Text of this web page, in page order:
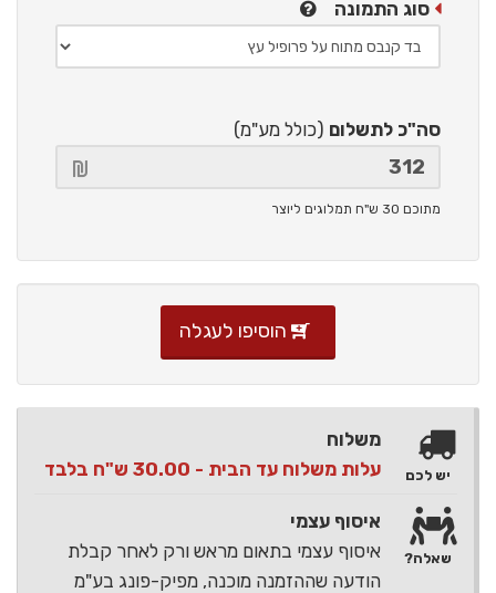
סוג התמונה
סה"כ לתשלום (כולל מע"מ)
מתוכם 30 ש"ח תמלוגים ליוצר
הוסיפו לעגלה
משלוח
עלות משלוח עד הבית - 30.00 ש"ח בלבד
איסוף עצמי
איסוף עצמי בתאום מראש ורק לאחר קבלת
הודעה שההזמנה מוכנה, מפיק-פונג בע"מ
יש לכם
שאלה?